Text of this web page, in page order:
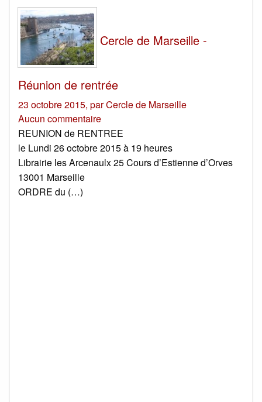
Cercle de Marseille -
Réunion de rentrée
23 octobre 2015, parCercle de Marseille
Aucun commentaire
REUNION de RENTREE
le Lundi 26 octobre 2015 à 19 heures
Librairie les Arcenaulx 25 Cours d’Estienne d’Orves
13001 Marseille
ORDRE du (…)